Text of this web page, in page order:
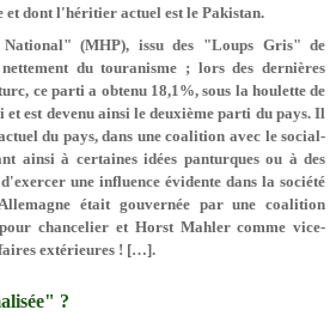
dont l'héritier actuel est le Pakistan.
(MHP), issu des "Loups Gris" de
du touranisme ; lors des dernières
ce parti a obtenu 18,1%, sous la houlette de
et est devenu ainsi le deuxième parti du pays. Il
du pays, dans une coalition avec le social-
ainsi à certaines idées panturques ou à des
une influence évidente dans la société
était gouvernée par une coalition
chancelier et Horst Mahler comme vice-
extérieures ! […].
?